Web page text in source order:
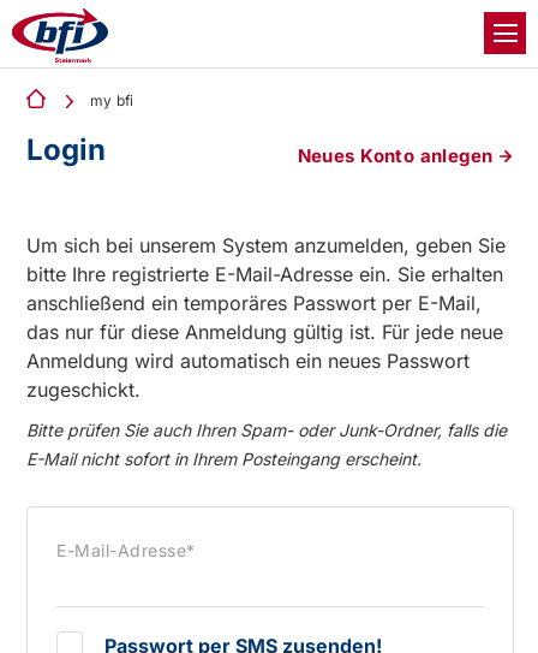
my bfi
Login Neues Konto anlegen
Um sich bei unserem System anzumelden, geben Sie
bitte Ihre registrierte E-Mail-Adresse ein. Sie erhalten
anschließend ein temporäres Passwort per E-Mail,
das nur für diese Anmeldung gültig ist. Für jede neue
Anmeldung wird automatisch ein neues Passwort
zugeschickt.
Bitte prüfen Sie auch Ihren Spam- oder Junk-Ordner, falls die
E-Mail nicht sofort in Ihrem Posteingang erscheint.
E-Mail-Adresse*
Passwort per SMS zusenden!